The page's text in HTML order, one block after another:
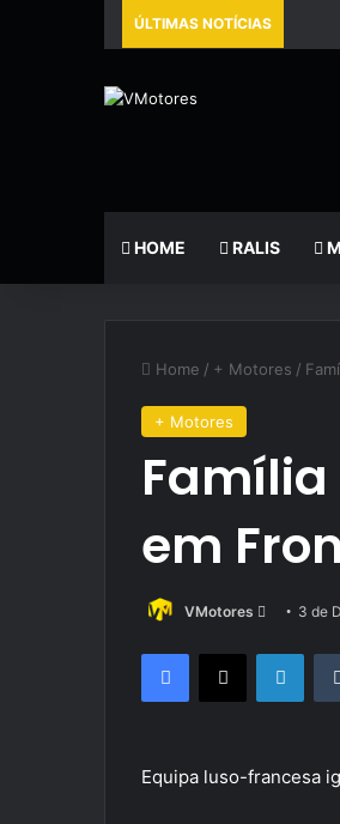
ÚLTIMAS NOTÍCIAS
HOME RALIS
Home / + Motores /
+ Motores
em
VMotores
Send
email
3 de
Facebook
X
Equipa luso-francesa